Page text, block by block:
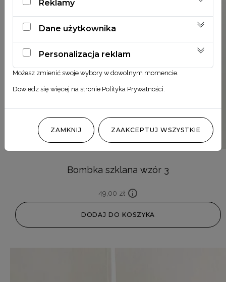
Bombka szklana wzór 3
49,00 zł
DODAJ DO KOSZYKA
Reklamy
Dane użytkownika
Personalizacja reklam
Możesz zmienić swoje wybory w dowolnym momencie.
Dowiedz się więcej na stronie Polityka Prywatności
ZAMKNIJ ZAAKCEPTUJ WSZYSTKIE